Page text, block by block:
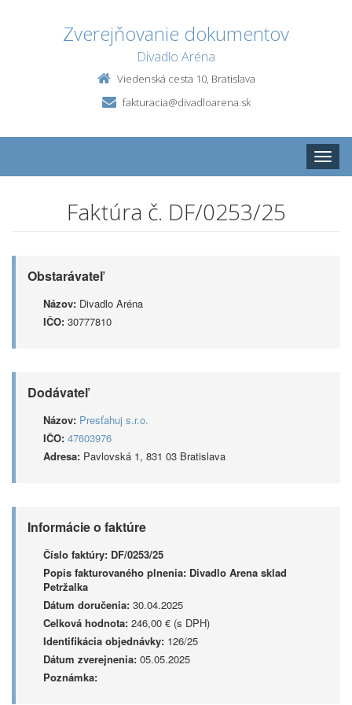
Zverejňovanie dokumentov
Divadlo Aréna
Viedenská cesta 10, Bratislava
fakturacia@divadloarena.sk
Toggle
Faktúra č. DF/0253/25
Obstarávateľ
Názov: Divadlo Aréna
IČO: 30777810
Dodávateľ
Názov: Presťahuj s.r.o.
IČO: 47603976
Adresa: Pavlovská 1, 831 03 Bratislava
Informácie o faktúre
Číslo faktúry: DF/0253/25
Popis fakturovaného plnenia: Divadlo Arena sklad
Petržalka
Dátum doručenia: 30.04.2025
Celková hodnota: 246,00 € (s DPH)
Identifikácia objednávky: 126/25
Dátum zverejnenia: 05.05.2025
Poznámka: